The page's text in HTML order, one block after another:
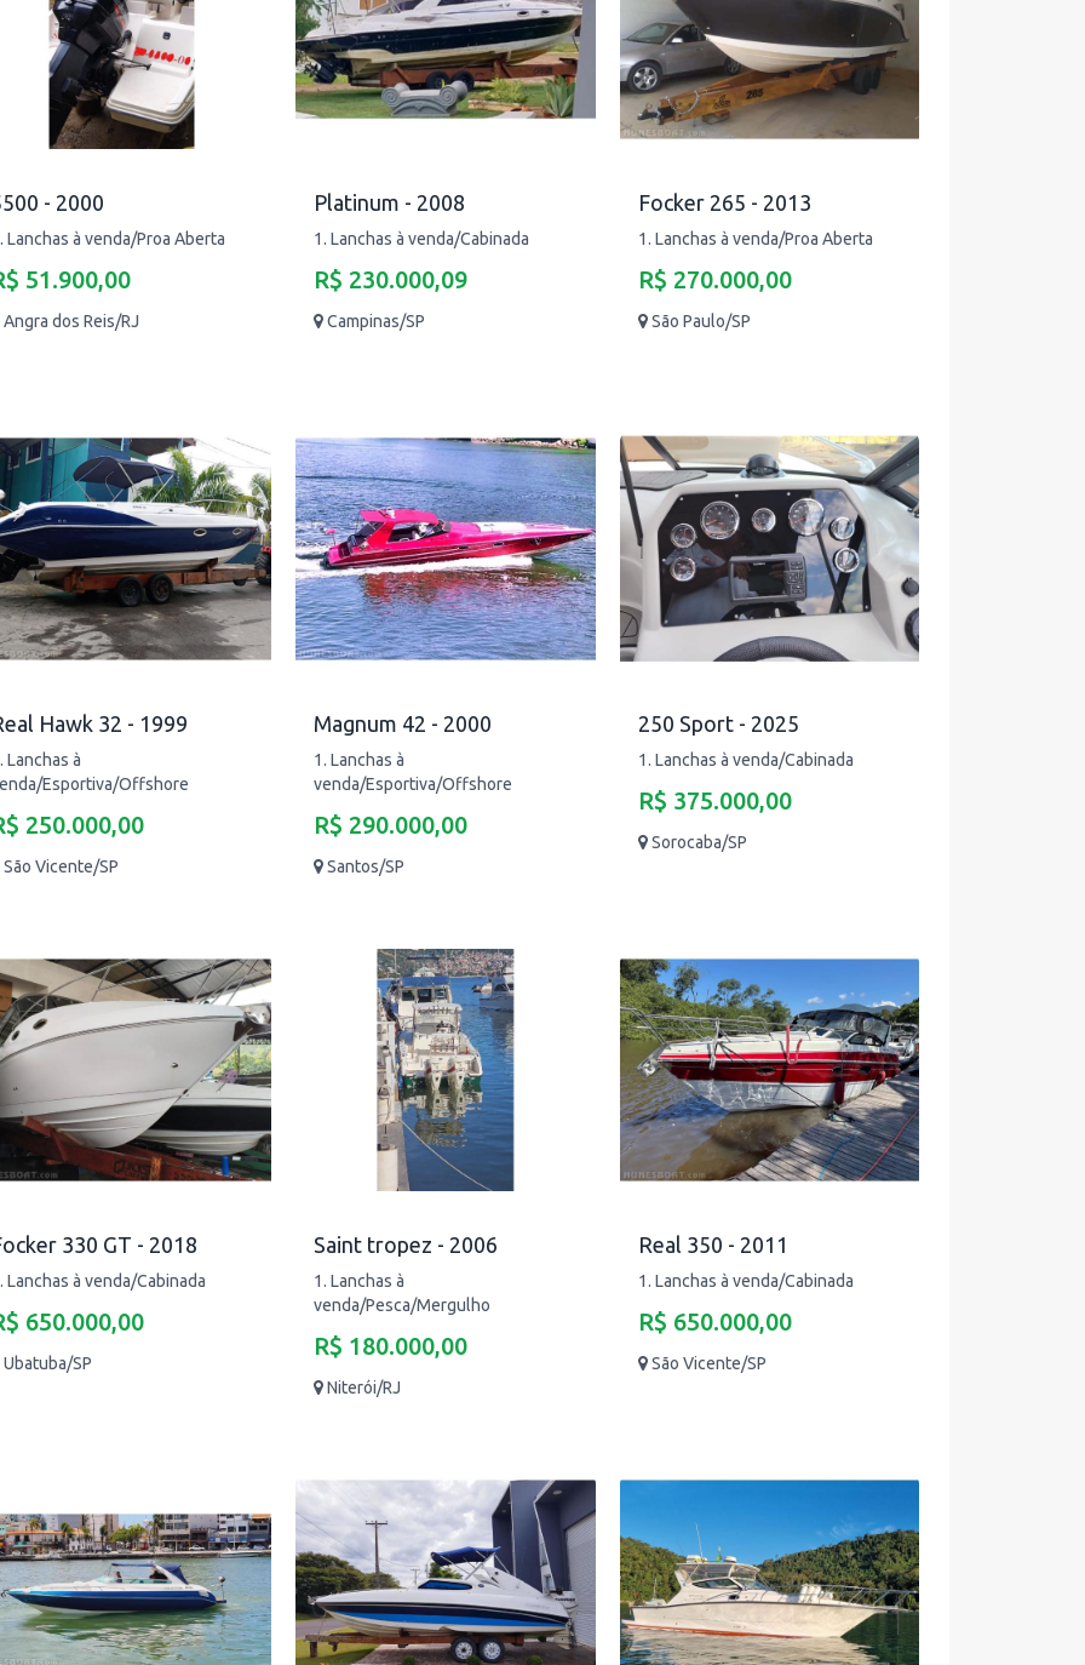
- 2000
Lanchas à venda/Proa Aberta
51.900,00
Angra dos Reis/RJ
Platinum - 2008
1. Lanchas à venda/Cabinada
R$ 230.000,09
Campinas/SP
Focker 265 - 2013
1. Lanchas à venda/Proa Aberta
R$ 270.000,00
São Paulo/SP
Hawk 32 - 1999
Lanchas à
Esportiva/Offshore
250.000,00
São Vicente/SP
Magnum 42 - 2000
1. Lanchas à
venda/Esportiva/Offshore
R$ 290.000,00
Santos/SP
250 Sport - 2025
1. Lanchas à venda/Cabinada
R$ 375.000,00
Sorocaba/SP
330 GT - 2018
Lanchas à venda/Cabinada
650.000,00
Ubatuba/SP
Saint tropez - 2006
1. Lanchas à
venda/Pesca/Mergulho
R$ 180.000,00
Niterói/RJ
Real 350 - 2011
1. Lanchas à venda/Cabinada
R$ 650.000,00
São Vicente/SP